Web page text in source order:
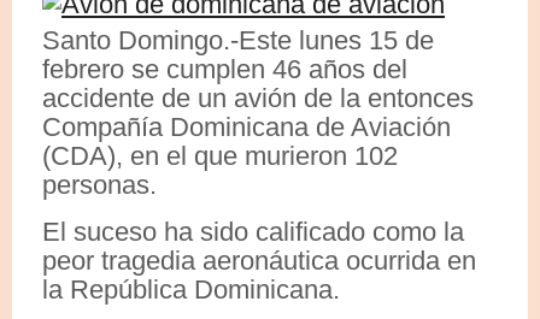
Santo Domingo.-Este lunes 15 de
febrero se cumplen 46 años del
accidente de un avión de la entonces
Compañía Dominicana de Aviación
(CDA), en el que murieron 102
personas.
El suceso ha sido calificado como la
peor tragedia aeronáutica ocurrida en
la República Dominicana.